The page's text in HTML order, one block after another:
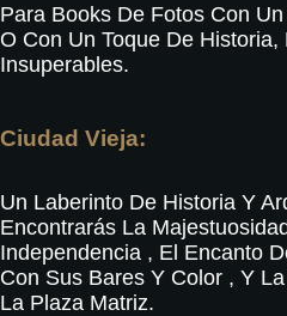
Para Books De Fotos Con
O Con Un Toque De
Insuperables.
Ciudad Vieja:
Un Laberinto De Historia Y
Encontrarás La
Independencia , El Encanto
Con Sus Bares Y Color , Y
La Plaza Matriz.